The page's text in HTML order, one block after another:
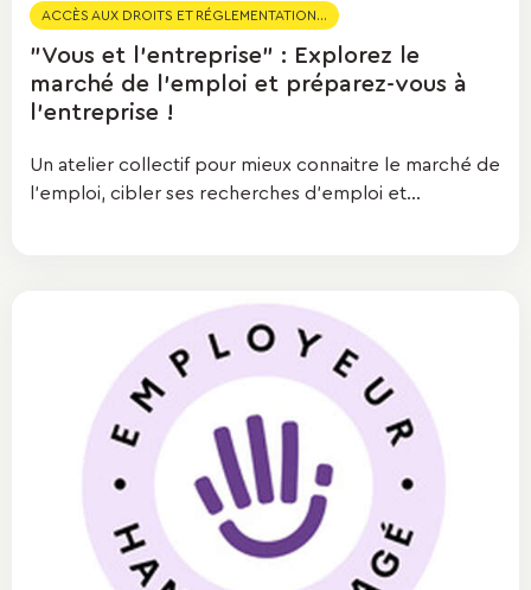
ACCÈS AUX DROITS ET RÉGLEMENTATION...
"Vous et l'entreprise" : Explorez le
marché de l'emploi et préparez-vous à
l'entreprise !
Un atelier collectif pour mieux connaitre le marché de
l’emploi, cibler ses recherches d’emploi et...